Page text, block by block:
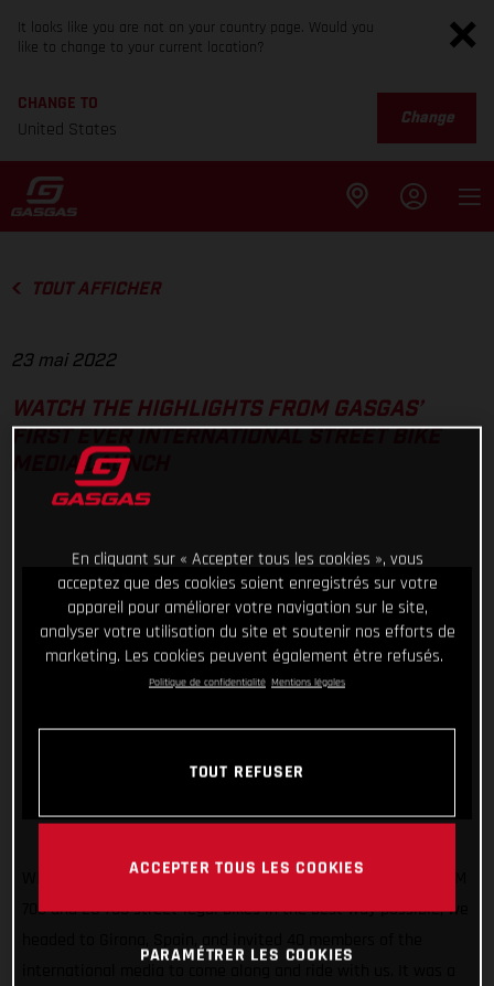
It looks like you are not on your country page. Would you
like to change to your current location?
CHANGE TO
United States
Change
TOUT AFFICHER
23 mai 2022
WATCH THE HIGHLIGHTS FROM GASGAS’
MEDIA LAUNCH
What a fun few days! Making sure we unveiled our all-new SM
700 and ES 700 street-legal bikes in the best way possible, we
headed to Girona, Spain, and invited 40 members of the
En cliquant sur « Accepter tous les cookies », vous
acceptez que des cookies soient enregistrés sur votre
appareil pour améliorer votre navigation sur le site,
analyser votre utilisation du site et soutenir nos efforts de
marketing. Les cookies peuvent également être refusés.
Politique de confidentialité Mentions légales
TOUT REFUSER
ACCEPTER TOUS LES COOKIES
PARAMÉTRER LES COOKIES